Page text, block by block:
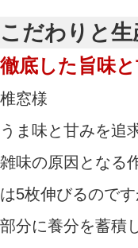
こだわりと生
徹底した旨味
椎窓様
うま味と甘みを追
雑味の原因となる
は5枚伸びるので
部分に養分を蓄積